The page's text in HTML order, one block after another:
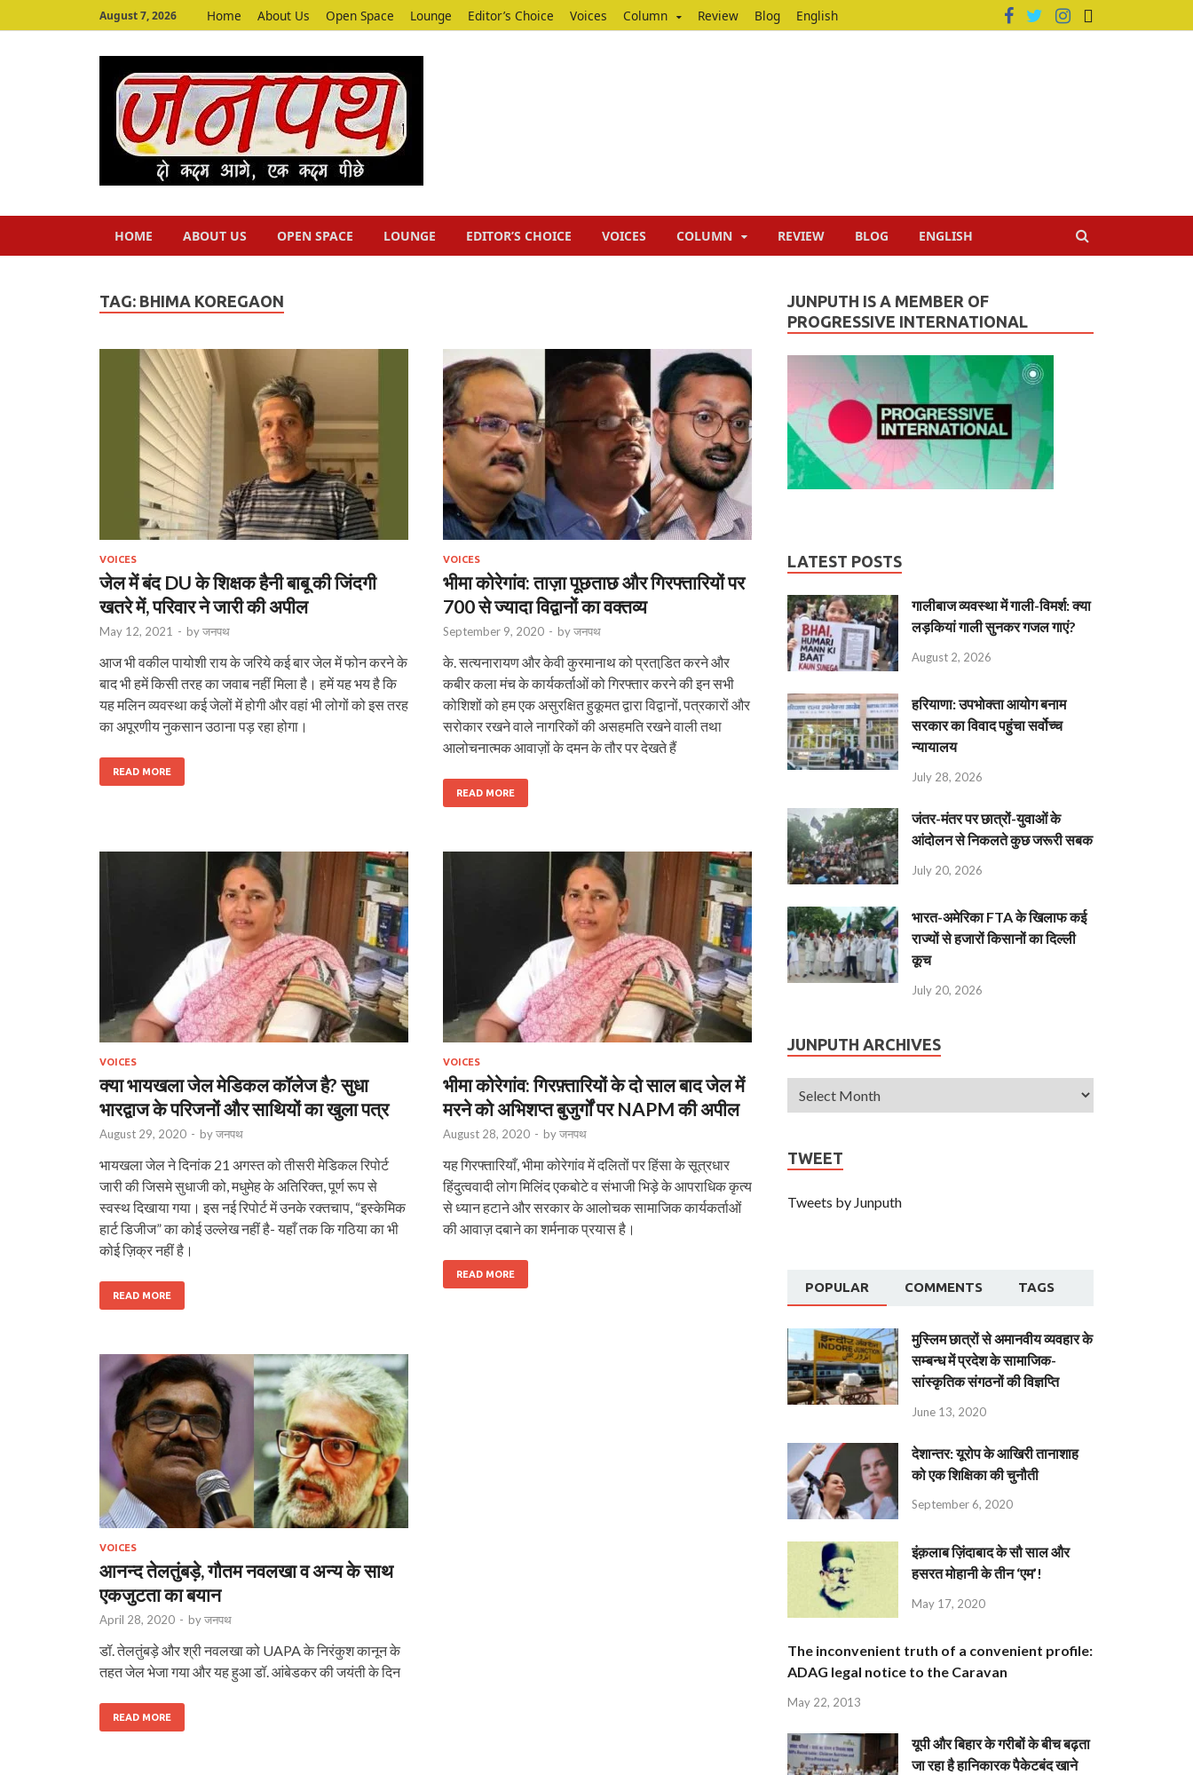
August 7, 2026 Home About Us Open Space Lounge Editor’s Choice Voices Column Review Blog English
HOME ABOUT US OPEN SPACE LOUNGE EDITOR’S CHOICE VOICES COLUMN REVIEW BLOG ENGLISH
TAG: BHIMA KOREGAON
VOICES
जेल में बंद DU के शिक्षक हैनी बाबू की जिंदगी
खतरे में, परिवार ने जारी की अपील
May 12, 2021 - byजनपथ
आज भी वकील पायोशी राय के जरिये कई बार जेल में फोन करने के
बाद भी हमें किसी तरह का जवाब नहीं मिला है। हमें यह भय है कि
यह मलिन व्यवस्था कई जेलों में होगी और वहां भी लोगों को इस तरह
का अपूरणीय नुकसान उठाना पड़ रहा होगा।
READ MORE
VOICES
भीमा कोरेगांव: ताज़ा पूछताछ और गिरफ्तारियों पर
700 से ज्‍यादा विद्वानों का वक्‍तव्‍य
September 9, 2020 - byजनपथ
के. सत्यनारायण और केवी कुरमानाथ को प्रताडि़त करने और
कबीर कला मंच के कार्यकर्ताओं को गिरफ्तार करने की इन सभी
कोशिशों को हम एक असुरक्षित हुकूमत द्वारा विद्वानों, पत्रकारों और
सरोकार रखने वाले नागरिकों की असहमति रखने वाली तथा
आलोचनात्मक आवाज़ों के दमन के तौर पर देखते हैं
READ MORE
VOICES
क्या भायखला जेल मेडिकल कॉलेज है? सुधा
भारद्वाज के परिजनों और साथियों का खुला पत्र
August 29, 2020 - byजनपथ
भायखला जेल ने दिनांक 21 अगस्त को तीसरी मेडिकल रिपोर्ट
जारी की जिसमे सुधाजी को, मधुमेह के अतिरिक्त, पूर्ण रूप से
स्वस्थ दिखाया गया। इस नई रिपोर्ट में उनके रक्तचाप, “इस्केमिक
हार्ट डिजीज” का कोई उल्लेख नहीं है- यहाँ तक कि गठिया का भी
कोई ज़िक्र नहीं है।
READ MORE
VOICES
भीमा कोरेगांव: गिरफ़्तारियों के दो साल बाद जेल में
मरने को अभिशप्त बुजुर्गों पर NAPM की अपील
August 28, 2020 - byजनपथ
यह गिरफ्तारियाँ, भीमा कोरेगांव में दलितों पर हिंसा के सूत्रधार
हिंदुत्ववादी लोग मिलिंद एकबोटे व संभाजी भिड़े के आपराधिक कृत्य
से ध्यान हटाने और सरकार के आलोचक सामाजिक कार्यकर्ताओं
की आवाज़ दबाने का शर्मनाक प्रयास है।
READ MORE
VOICES
आनन्द तेलतुंबड़े, गौतम नवलखा व अन्य के साथ
एकजुटता का बयान
April 28, 2020 - byजनपथ
डॉ. तेलतुंबड़े और श्री नवलखा को UAPA के निरंकुश कानून के
तहत जेल भेजा गया और यह हुआ डॉ. आंबेडकर की जयंती के दिन
READ MORE
JUNPUTH IS A MEMBER OF
PROGRESSIVE INTERNATIONAL
LATEST POSTS
गालीबाज व्‍यवस्‍था में गाली-विमर्श: क्या
लड़कियां गाली सुनकर गजल गाएं?
August 2, 2026
हरियाणा: उपभोक्ता आयोग बनाम
सरकार का विवाद पहुंचा सर्वोच्च
न्यायालय
July 28, 2026
जंतर-मंतर पर छात्रों-युवाओं के
आंदोलन से निकलते कुछ जरूरी सबक
July 20, 2026
भारत-अमेरिका FTA के खिलाफ कई
राज्यों से हजारों किसानों का दिल्ली
कूच
July 20, 2026
JUNPUTH ARCHIVES
TWEET
Tweets by Junputh
POPULAR COMMENTS TAGS
मुस्लिम छात्रों से अमानवीय व्यवहार के
सम्बन्ध में प्रदेश के सामाजिक-
सांस्कृतिक संगठनों की विज्ञप्ति
June 13, 2020
देशान्‍तर: यूरोप के आखिरी तानाशाह
को एक शिक्षिका की चुनौती
September 6, 2020
इंक़लाब ज़िंदाबाद के सौ साल और
हसरत मोहानी के तीन ‘एम’!
May 17, 2020
The inconvenient truth of a convenient profile:
ADAG legal notice to the Caravan
May 22, 2013
यूपी और बिहार के गरीबों के बीच बढ़ता
जा रहा है हानिकारक पैकेटबंद खाने